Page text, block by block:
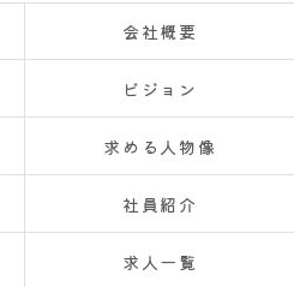
会社概要
ビジョン
求める人物像
社員紹介
求人一覧